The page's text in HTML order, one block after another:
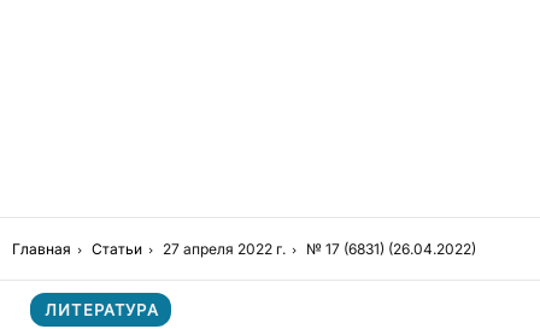
Главная Статьи 27 апреля 2022 г. № 17 (6831) (26.04.2022)
ЛИТЕРАТУРА